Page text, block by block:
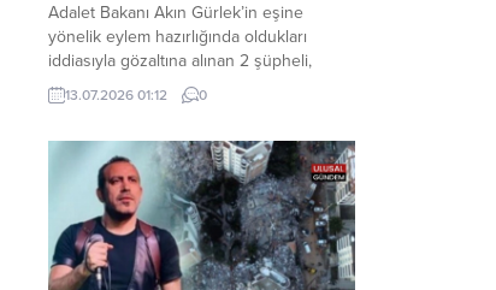
Adalet Bakanı Akın Gürlek’in eşine
yönelik eylem hazırlığında oldukları
iddiasıyla gözaltına alınan 2 şüpheli,
çıkarıldıkları mahkemece tutuklanarak
cezaevine gönderildi. Haber Merkezi –
tarafından yürütülen geniş kapsamlı
soruşturma çerçevesinde gözaltına
alınan şüphelilerin emniyetteki işlemleri
tamamlandı. Güvenlik birimlerindeki
sorgularının ardından yoğun güvenlik
önlemleri altında adliyeye sevk edilen
13.07.2026 01:12 0